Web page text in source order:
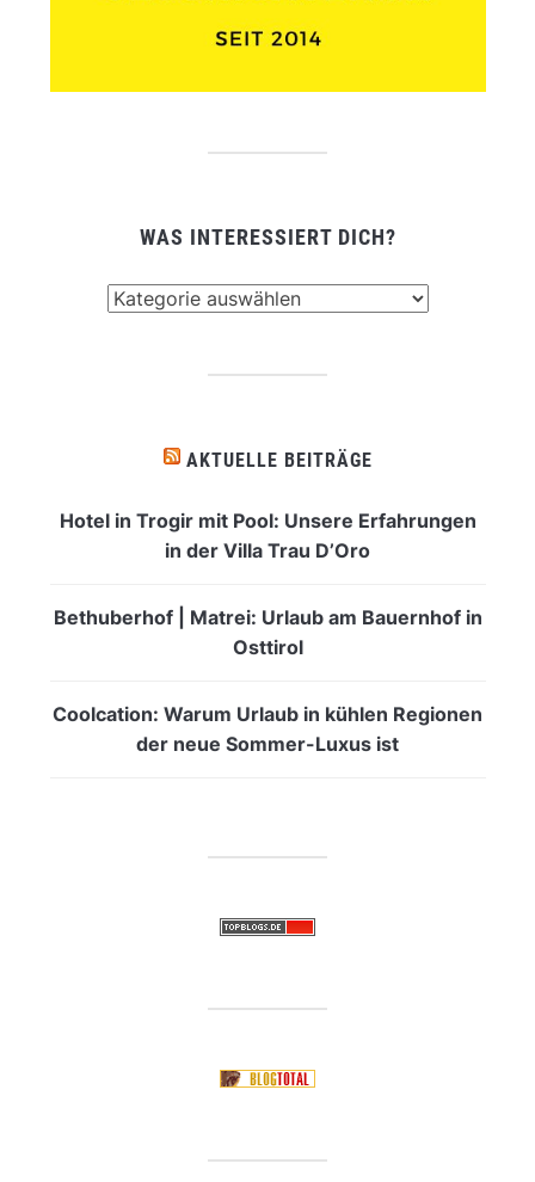
WAS INTERESSIERT DICH?
AKTUELLE BEITRÄGE
Hotel in Trogir mit Pool: Unsere Erfahrungen
in der Villa Trau D’Oro
Bethuberhof | Matrei: Urlaub am Bauernhof in
Osttirol
Coolcation: Warum Urlaub in kühlen Regionen
der neue Sommer-Luxus ist